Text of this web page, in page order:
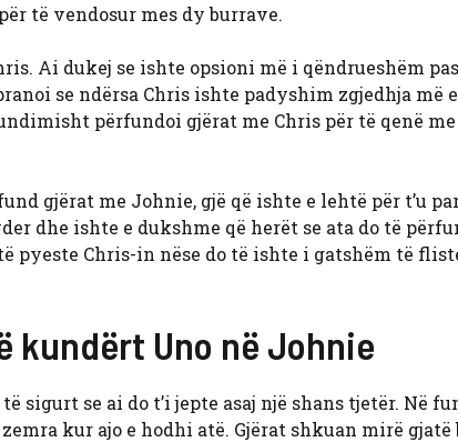
të vendosur mes dy burrave.
Ai dukej se ishte opsioni më i qëndrueshëm
se ndërsa Chris ishte padyshim zgjedhja më
përfundoi gjërat me Chris për të qenë
gjërat me Johnie, gjë që ishte e lehtë për t’u
dhe ishte e dukshme që herët se ata do të
pyeste Chris-in nëse do të ishte i gatshëm të
kundërt Uno në Johnie
se ai do t’i jepte asaj një shans tjetër. Në
kur ajo e hodhi atë. Gjërat shkuan mirë gjatë